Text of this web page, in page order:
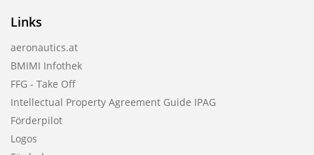
Links
aeronautics.at
BMIMI Infothek
FFG - Take Off
Intellectual Property Agreement Guide IPAG
Förderpilot
Logos